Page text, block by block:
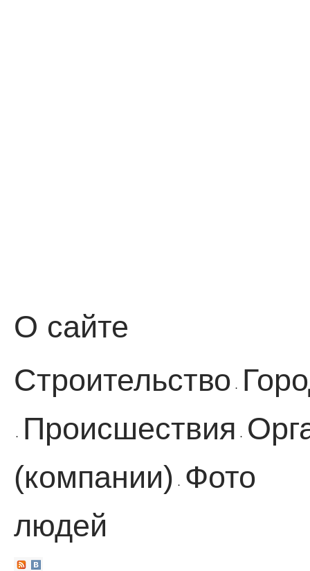
О сайте
Строительство ·
· Происшествия ·
(компании)
·
Фото
людей